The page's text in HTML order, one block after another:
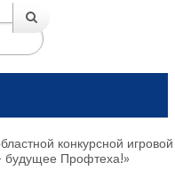
конкурсной игровой
Профтеха!»